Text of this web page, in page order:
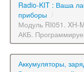
Radio-KIT : Ваша
приборы /
Модуль RI051. XH-
АКБ.
Аккумуляторы,